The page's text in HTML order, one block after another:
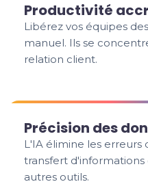
Productivité
Libérez vos équipes
manuel. Ils se
relation client.
Précision des
L'IA élimine les erreurs
transfert
autres outils.